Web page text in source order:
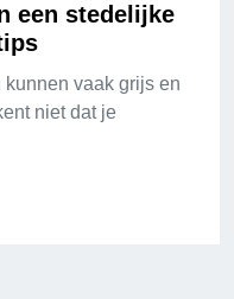
een stedelijke
kunnen vaak grijs en
niet dat je